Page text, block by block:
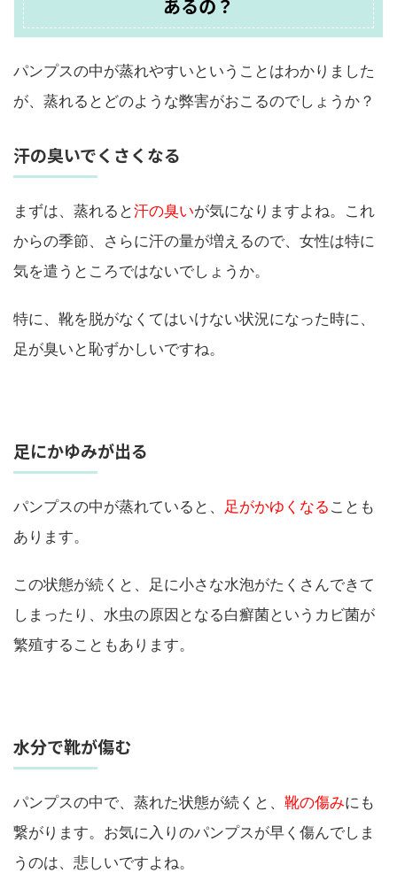
あるの？
パンプスの中が蒸れやすいということはわかりました
が、蒸れるとどのような弊害がおこるのでしょうか？
汗の臭いでくさくなる
まずは、蒸れると汗の臭いが気になりますよね。これ
からの季節、さらに汗の量が増えるので、女性は特に
気を遣うところではないでしょうか。
特に、靴を脱がなくてはいけない状況になった時に、
足が臭いと恥ずかしいですね。
足にかゆみが出る
パンプスの中が蒸れていると、 足がかゆくなる ことも
あります。
この状態が続くと、足に小さな水泡がたくさんできて
しまったり、水虫の原因となる白癬菌というカビ菌が
繁殖することもあります。
水分で靴が傷む
パンプスの中で、蒸れた状態が続くと、 靴の傷みにも
繋がります。お気に入りのパンプスが早く傷んでしま
うのは、悲しいですよね。